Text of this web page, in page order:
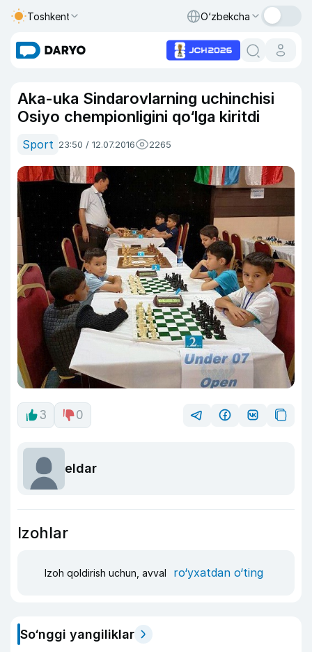
Toshkent O‘zbekcha
Aka-uka Sindarovlarning uchinchisi
Osiyo chempionligini qo‘lga kiritdi
Sport 23:50 / 12.07.2016 2265
3 0
eldar
Izohlar
Izoh qoldirish uchun, avval ro‘yxatdan o‘ting
So‘nggi yangiliklar